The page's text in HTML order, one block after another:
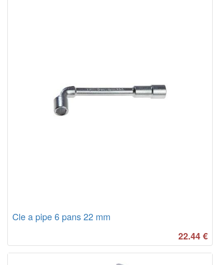
Cle a pipe 6 pans 22 mm
22.44€